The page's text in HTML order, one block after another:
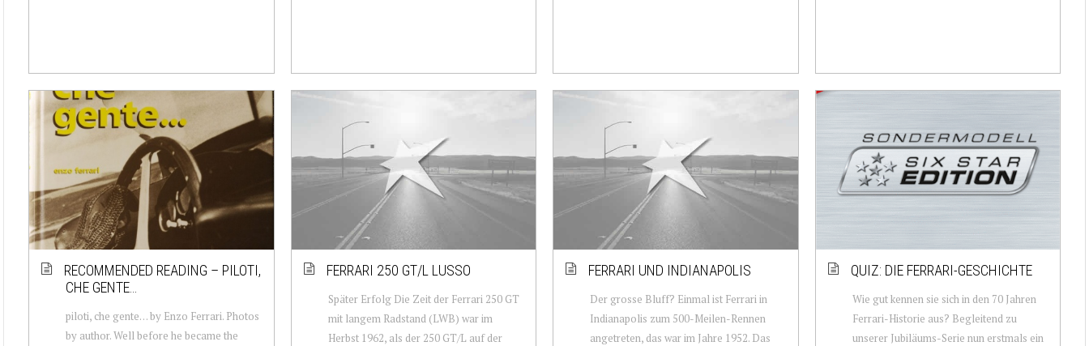
RECOMMENDED READING – PILOTI,
CHE GENTE…
piloti, che gente. . . by Enzo Ferrari. Photos
by author. Well before he became the
FERRARI 250 GT/L LUSSO
Später Erfolg Die Zeit der Ferrari 250 GT
mit langem Radstand (LWB) war im
Herbst 1962, als der 250 GT/L auf der
FERRARI UND INDIANAPOLIS
Der grosse Bluff? Einmal ist Ferrari in
Indianapolis zum 500-Meilen-Rennen
angetreten, das war im Jahre 1952. Das
QUIZ: DIE FERRARI-GESCHICHTE
Wie gut kennen sie sich in den 70 Jahren
Ferrari-Historie aus? Begleitend zu
unserer Jubiläums-Serie nun erstmals ein